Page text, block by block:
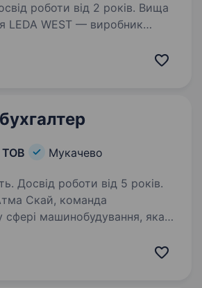
роботи від 2 років. Вища
цілей (ковші,
ТОВ Мукачево
Досвід роботи від 5 років.
Скай, команда
сфері машинобудування, яка
до нашої дружньої